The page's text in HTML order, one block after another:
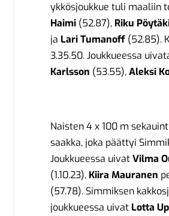
ykkösjoukkue tuli maaliin
Haimi (52.87), Riku
ja LariTumanoff (52.85).
3.35.50. Joukkueessa
Karlsson (53.55),Aleksi
Naisten 4 x 100 m
saakka, joka päättyi
Joukkueessa uivatVilma
(1.10.23), Kiira Mauranen
(57.78). Simmiksen
joukkueessa uivat Lotta